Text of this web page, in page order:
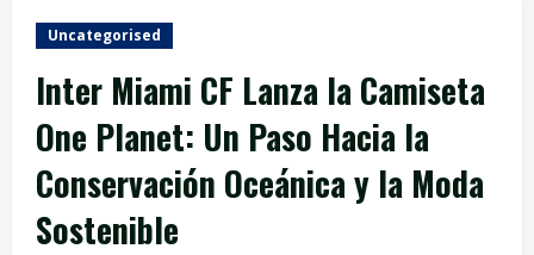
Uncategorised
Inter Miami CF Lanza la Camiseta
One Planet: Un Paso Hacia la
Conservación Oceánica y la Moda
Sostenible